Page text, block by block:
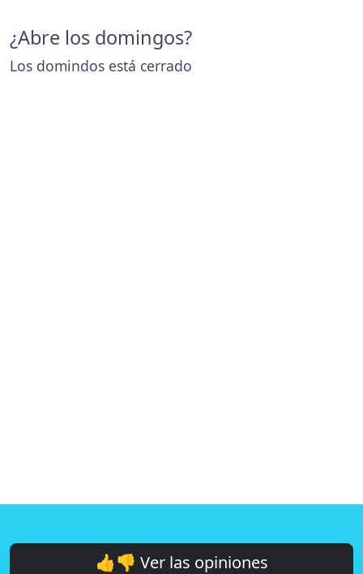
¿Abre los domingos?
Los domindos está cerrado
👍👎 Ver las opiniones